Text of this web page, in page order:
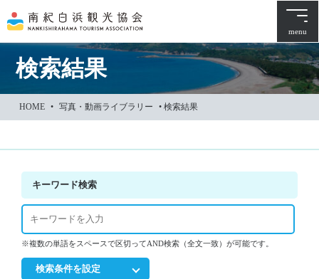
文
に
ッ
menu
検索結果
HOME • 写真・動画ライブラリー •検索結果
キーワード検索
※複数の単語をスペースで区切ってAND検索（全文一致）が可能です。
検索条件を設定